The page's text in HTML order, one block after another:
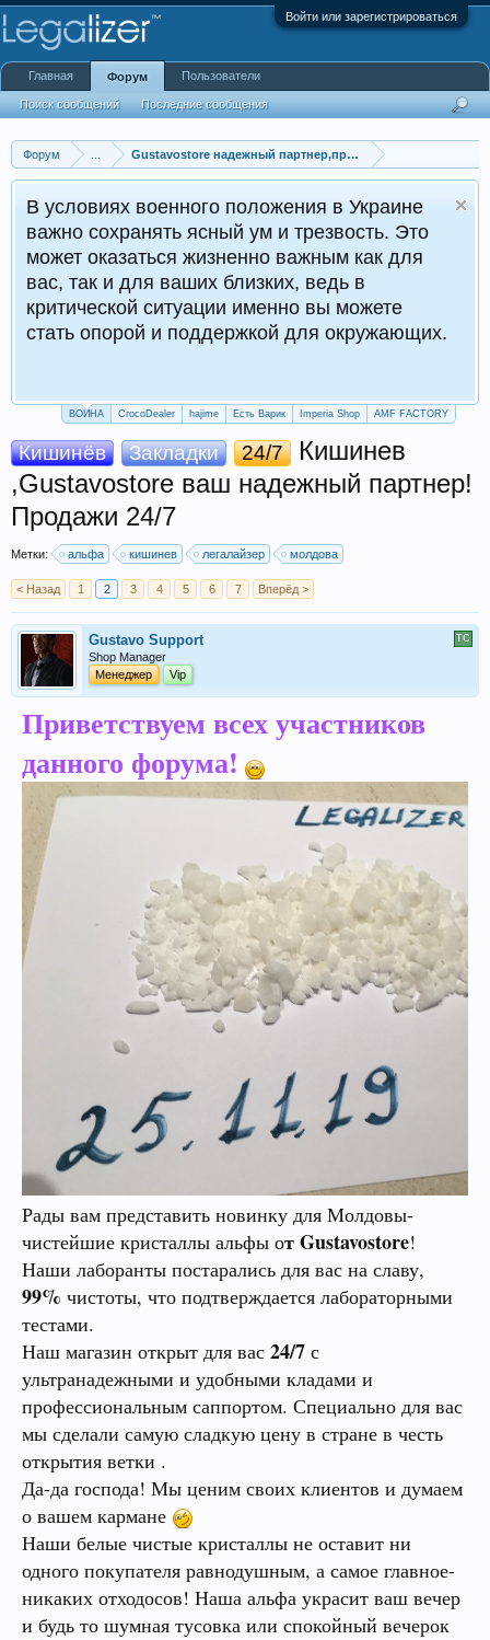
Войти или зарегистрироваться
Форум Gustavostore надежный партнер,продажи 24/7 ,ищем
В условиях военного положения в Украине
важно сохранять ясный ум и трезвость. Это
может оказаться жизненно важным как для
вас, так и для ваших близких, ведь в
критической ситуации именно вы можете
стать опорой и поддержкой для окружающих.
ВОЙНА CrocoDealer hajime Есть Варик Imperia Shop AMF FACTORY
Кишинёв Закладки 24/7
Кишинев
,Gustavostore ваш надежный партнер!
Продажи 24/7
Метки: альфа кишинев легалайзер молдова
< Назад 1 2 3 4 5 6 7 Вперёд >
Gustavo Support
Shop Manager
Менеджер
Vip
Приветствуем всех участников
данного форума!
Рады вам представить новинку для Молдовы-
чистейшие кристаллы альфы от Gustavostore!
Наши лаборанты постарались для вас на славу,
99% чистоты, что подтверждается лабораторными
тестами.
Наш магазин открыт для вас 24/7 с
ультранадежными и удобными кладами и
профессиональным саппортом. Специально для вас
мы сделали самую сладкую цену в стране в честь
открытия ветки .
Да-да господа! Мы ценим своих клиентов и думаем
о вашем кармане
Наши белые чистые кристаллы не оставит ни
одного покупателя равнодушным, а самое главное-
никаких отходосов! Наша альфа украсит ваш вечер
и будь то шумная тусовка или спокойный вечерок
Главная Форум
Поиск сообщений Последние сообщения
Пользователи